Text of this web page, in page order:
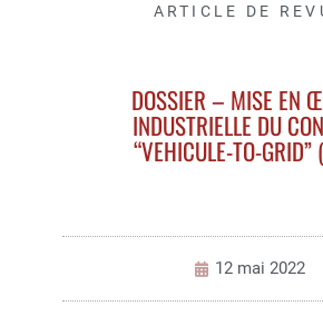
ARTICLE DE
DOSSIER – MISE EN
INDUSTRIELLE DU
“VEHICULE-TO-GRID”
12 mai 2022